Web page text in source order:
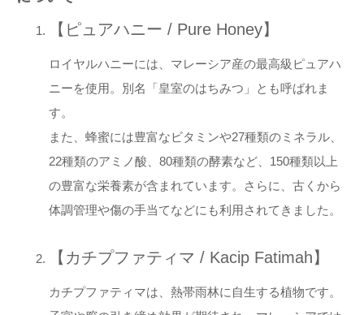
【ピュアハニー / Pure Honey】
ロイヤルハニーには、マレーシア産の最高級ピュアハ
ニーを使用。別名「皇室のはちみつ」とも呼ばれま
す。
また、蜂蜜には豊富なビタミンや27種類のミネラル、
22種類のアミノ酸、80種類の酵素など、150種類以上
の豊富な栄養素が含まれています。さらに、古くから
体調管理や傷の手当てなどにも利用されてきました。
【カチプファティマ / Kacip Fatimah】
カチプファティマは、熱帯雨林に自生する植物です。